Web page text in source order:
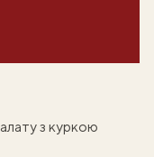
з куркою